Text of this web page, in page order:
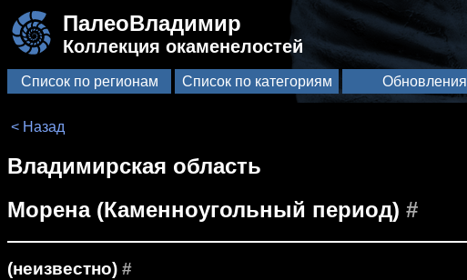
ПалеоВладимир
Коллекция окаменелостей
Список по регионам Список по категориям Обновления
< Назад
Владимирская область
Морена (Каменноугольный период) #
(неизвестно) #